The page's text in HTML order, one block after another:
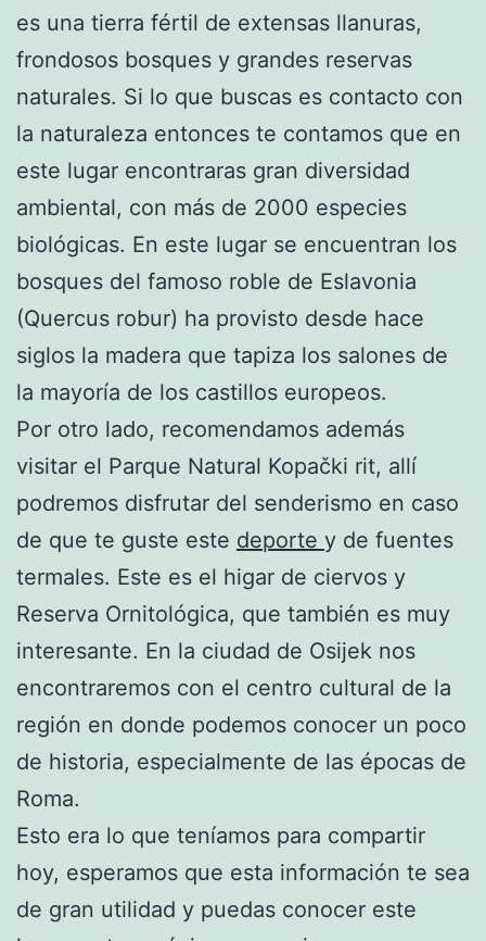
es una tierra fértil de extensas llanuras,
frondosos bosques y grandes reservas
naturales. Si lo que buscas es contacto con
la naturaleza entonces te contamos que en
este lugar encontraras gran diversidad
ambiental, con más de 2000 especies
biológicas. En este lugar se encuentran los
bosques del famoso roble de Eslavonia
(Quercus robur) ha provisto desde hace
siglos la madera que tapiza los salones de
la mayoría de los castillos europeos.
Por otro lado, recomendamos además
visitar el Parque Natural Kopački rit, allí
podremos disfrutar del senderismo en caso
de que te guste este deporte y de fuentes
termales. Este es el higar de ciervos y
Reserva Ornitológica, que también es muy
interesante. En la ciudad de Osijek nos
encontraremos con el centro cultural de la
región en donde podemos conocer un poco
de historia, especialmente de las épocas de
Roma.
Esto era lo que teníamos para compartir
hoy, esperamos que esta información te sea
de gran utilidad y puedas conocer este